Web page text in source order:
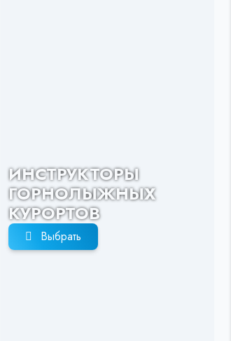
ИНСТРУКТОРЫ
ГОРНОЛЫЖНЫХ
КУРОРТОВ
Выбрать